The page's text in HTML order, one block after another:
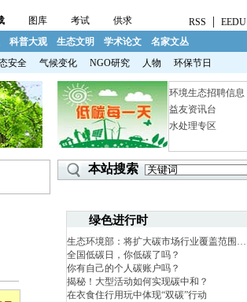
图库 考试 供求 RSS | EEDU
科普大观 生态文明 学术论文
名家文丛
安全 气候变化 NGO研究 人物 环保节日
环境生态招聘信息
益友资讯台
水处理专区
本站搜索
绿色进行时
生态环境部：将扩大碳市场行业覆盖范围…
全国低碳日，你低碳了吗？
你有自己的个人碳账户吗？
揭秘！大型活动如何实现碳中和？
在衣食住行用玩中体现“双碳”行动